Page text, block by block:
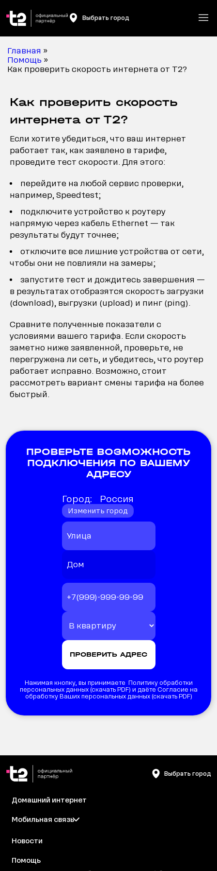
Выбрать город
Главная »
Помощь »
Как проверить скорость интернета от Т2?
Как проверить скорость
интернета от Т2?
Если хотите убедиться, что ваш интернет
работает так, как заявлено в тарифе,
проведите тест скорости. Для этого:
перейдите на любой сервис проверки,
например, Speedtest;
подключите устройство к роутеру
напрямую через кабель Ethernet — так
результаты будут точнее;
отключите все лишние устройства от сети,
чтобы они не повлияли на замеры;
запустите тест и дождитесь завершения —
в результатах отобразятся скорость загрузки
(download), выгрузки (upload) и пинг (ping).
Сравните полученные показатели с
условиями вашего тарифа. Если скорость
заметно ниже заявленной, проверьте, не
перегружена ли сеть, и убедитесь, что роутер
работает исправно. Возможно, стоит
рассмотреть вариант смены тарифа на более
быстрый.
ПРОВЕРЬТЕ ВОЗМОЖНОСТЬ
ПОДКЛЮЧЕНИЯ ПО ВАШЕМУ
АДРЕСУ
Город: Россия
Изменить город
Нажимая кнопку, вы принимаете Политику обработки
персональных данных (скачать PDF) и даёте Согласие на
обработку Ваших персональных данных (скачать PDF)
Выбрать город
Домашний интернет
Мобильная связь
Новости
Помощь